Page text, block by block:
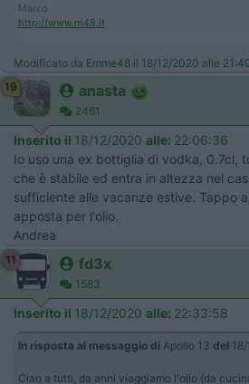
Marco
http://www.m48.it
Modificato da Emme48 il 18/12/2020 alle
19
anasta
2461
Inserito il 18/12/2020 alle: 22:06:36
Io uso una ex bottiglia di vodka, 0.7cl,
che è stabile ed entra in altezza nel
sufficiente alle vacanze estive. Tappo
apposta per l'olio.
Andrea
11 fd3x
1583
Inserito il 18/12/2020 alle: 22:33:58
In risposta al messaggio di Apollo 13 del
Ciao a tutti, da anni viaggiamo l'olio (da